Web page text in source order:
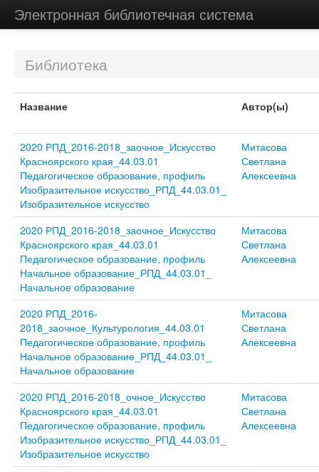
Электронная библиотечная система
Библиотека
Название Автор(ы)
2020 РПД_2016-2018_заочное_Искусство
Красноярского края_44.03.01
Педагогическое образование, профиль
Изобразительное искусство_РПД_44.03.01_
Изобразительное искусство
Митасова
Светлана
Алексеевна
2020 РПД_2016-2018_заочное_Искусство
Красноярского края_44.03.01
Педагогическое образование, профиль
Начальное образование_РПД_44.03.01_
Начальное образование
Митасова
Светлана
Алексеевна
2020 РПД_2016-
2018_заочное_Культурология_44.03.01
Педагогическое образование, профиль
Начальное образование_РПД_44.03.01_
Начальное образование
Митасова
Светлана
Алексеевна
2020 РПД_2016-2018_очное_Искусство
Красноярского края_44.03.01
Педагогическое образование, профиль
Изобразительное искусство_РПД_44.03.01_
Изобразительное искусство
Митасова
Светлана
Алексеевна